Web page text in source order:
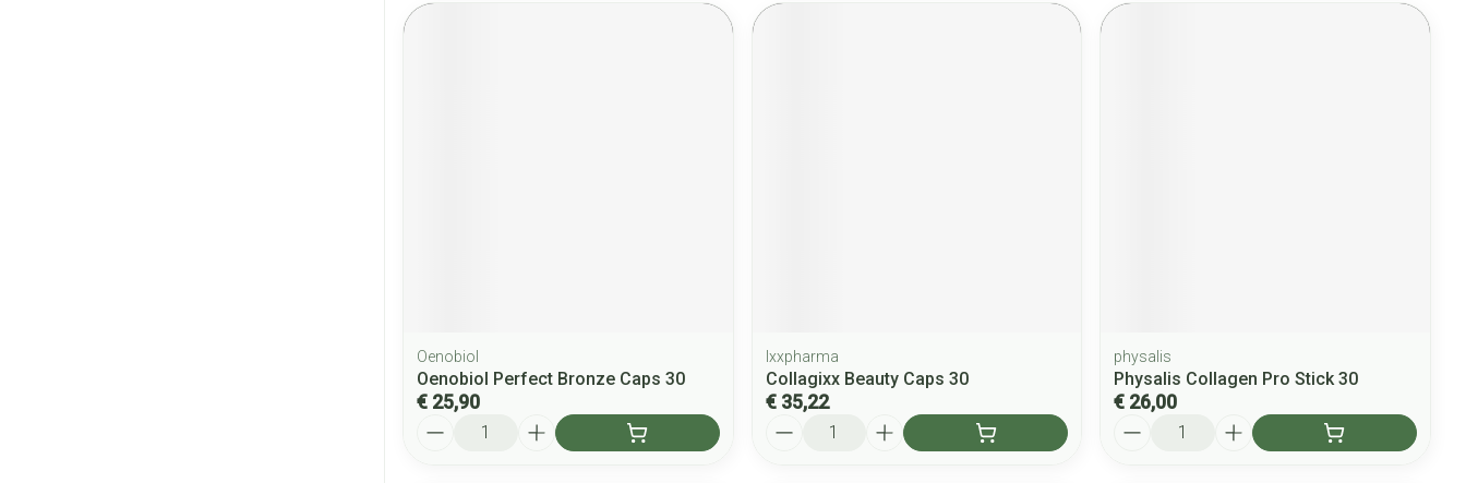
Oenobiol
Oenobiol Perfect Bronze Caps 30
€ 25,90
Ixxpharma
Collagixx Beauty Caps 30
€ 35,22
physalis
Physalis Collagen Pro Stick 30
€ 26,00